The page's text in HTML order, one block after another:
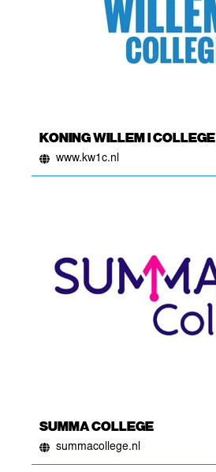
KONING WILLEM I COLLEGE
www.kw1c.nl
SUMMA COLLEGE
summacollege.nl